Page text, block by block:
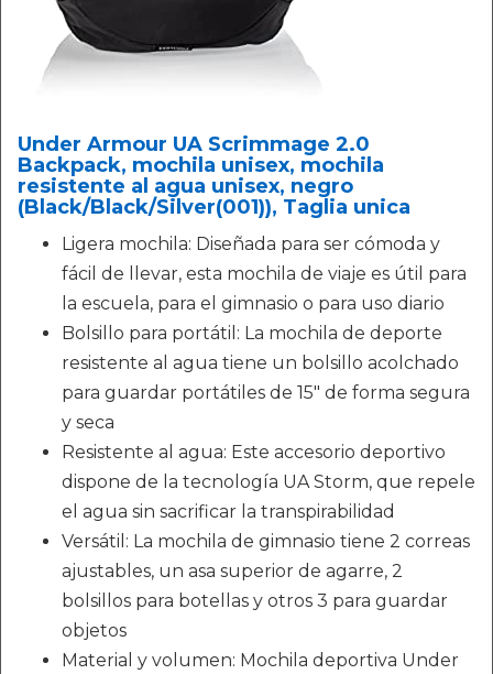
Under Armour UA Scrimmage 2.0
Backpack, mochila unisex, mochila
resistente al agua unisex, negro
(Black/Black/Silver(001)), Taglia unica
Ligera mochila: Diseñada para ser cómoda y
fácil de llevar, esta mochila de viaje es útil para
la escuela, para el gimnasio o para uso diario
Bolsillo para portátil: La mochila de deporte
resistente al agua tiene un bolsillo acolchado
para guardar portátiles de 15" de forma segura
y seca
Resistente al agua: Este accesorio deportivo
dispone de la tecnología UA Storm, que repele
el agua sin sacrificar la transpirabilidad
Versátil: La mochila de gimnasio tiene 2 correas
ajustables, un asa superior de agarre, 2
bolsillos para botellas y otros 3 para guardar
objetos
Material y volumen: Mochila deportiva Under